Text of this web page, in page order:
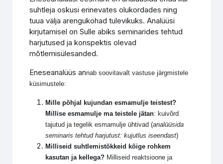
suhtleja oskusi erinevates olukordades ning
tuua välja arengukohad tulevikuks. Analüüsi
kirjutamisel on Sulle abiks seminarides tehtud
harjutused ja konspektis olevad
mõtlemisülesanded.
Eneseanalüüs annab soovitavalt vastuse järgmistele
küsimustele:
Mille põhjal kujundan esmamulje teistest?
Millise esmamulje ma teistele jätan: kuivõrd
tajutud ja tegelik esmamulje ühtivad (analüüsida
seminaris tehtud harjutust: kujutlus iseendast)
Milliseid suhtlemistõkkeid kõige rohkem
kasutan ja kellega? Milliseid reaktsioone ja